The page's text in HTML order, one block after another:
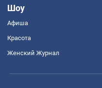
Шоу
Афиша
Красота
Женский Журнал